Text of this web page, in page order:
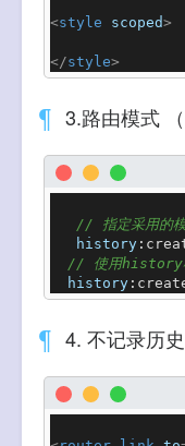
<style scoped>
</style>
3.路由模式
// 指定采用的
history :
// 使用history
history :
4. 不记录历